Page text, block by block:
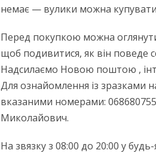
немає — вулики можна
Перед покупкою можна
щоб подивитися, як він поведе
Надсилаємо Новою поштою ,
Для ознайомлення із зразками
вказаними номерами:
Миколайович.
На звязку з 08:00 до 20:00 у